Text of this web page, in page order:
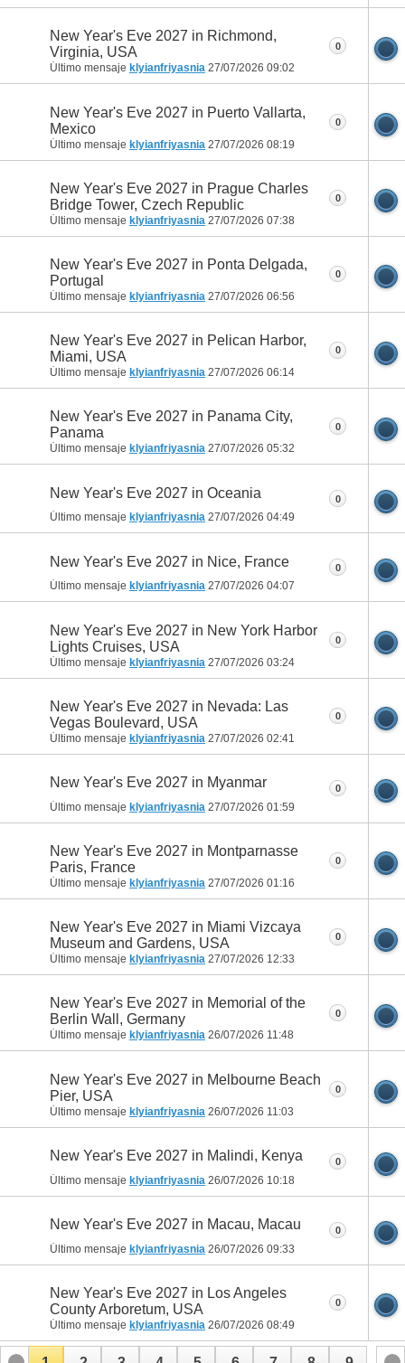
New Year's Eve 2027 in Richmond,
Virginia, USA
Último mensaje klyianfriyasnia 27/07/2026 09:02
0
New Year's Eve 2027 in Puerto Vallarta,
Mexico
Último mensaje klyianfriyasnia 27/07/2026 08:19
0
New Year's Eve 2027 in Prague Charles
Bridge Tower, Czech Republic
Último mensaje klyianfriyasnia 27/07/2026 07:38
0
New Year's Eve 2027 in Ponta Delgada,
Portugal
Último mensaje klyianfriyasnia 27/07/2026 06:56
0
New Year's Eve 2027 in Pelican Harbor,
Miami, USA
Último mensaje klyianfriyasnia 27/07/2026 06:14
0
New Year's Eve 2027 in Panama City,
Panama
Último mensaje klyianfriyasnia 27/07/2026 05:32
0
New Year's Eve 2027 in Oceania
Último mensaje klyianfriyasnia 27/07/2026 04:49
0
New Year's Eve 2027 in Nice, France
Último mensaje klyianfriyasnia 27/07/2026 04:07
0
New Year's Eve 2027 in New York Harbor
Lights Cruises, USA
Último mensaje klyianfriyasnia 27/07/2026 03:24
0
New Year's Eve 2027 in Nevada: Las
Vegas Boulevard, USA
Último mensaje klyianfriyasnia 27/07/2026 02:41
0
New Year's Eve 2027 in Myanmar
Último mensaje klyianfriyasnia 27/07/2026 01:59
0
New Year's Eve 2027 in Montparnasse
Paris, France
Último mensaje klyianfriyasnia 27/07/2026 01:16
0
New Year's Eve 2027 in Miami Vizcaya
Museum and Gardens, USA
Último mensaje klyianfriyasnia 27/07/2026 12:33
0
New Year's Eve 2027 in Memorial of the
Berlin Wall, Germany
Último mensaje klyianfriyasnia 26/07/2026 11:48
0
New Year's Eve 2027 in Melbourne Beach
Pier, USA
Último mensaje klyianfriyasnia 26/07/2026 11:03
0
New Year's Eve 2027 in Malindi, Kenya
Último mensaje klyianfriyasnia 26/07/2026 10:18
0
New Year's Eve 2027 in Macau, Macau
Último mensaje klyianfriyasnia 26/07/2026 09:33
0
New Year's Eve 2027 in Los Angeles
County Arboretum, USA
Último mensaje klyianfriyasnia 26/07/2026 08:49
0